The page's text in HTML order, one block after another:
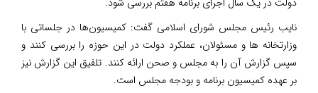
نایب رئیس مجلس شورای اسلامی گفت: کمیسیون‌ها در جلساتی با
وزارتخانه ها و مسئولان، عملکرد دولت در این حوزه را بررسی کنند و
سپس گزارش آن را به مجلس و صحن ارائه کنند. تلفیق این گزارش نیز
بر عهده کمیسیون برنامه و بودجه مجلس است.